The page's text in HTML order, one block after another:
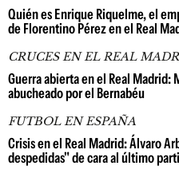
Quién es Enrique Riquelme, el
de Florentino Pérez en el Real
CRUCES EN EL REAL
Guerra abierta en el Real Madrid:
abucheado por el Bernabéu
FUTBOL EN ESPAÑA
Crisis en el Real Madrid: Álvaro
despedidas" de cara al último